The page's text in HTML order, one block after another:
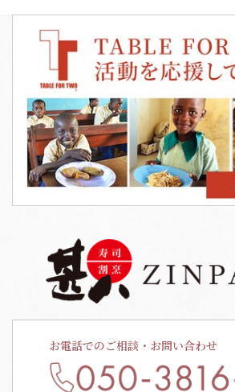
お電話でのご相談・お問い合わせ